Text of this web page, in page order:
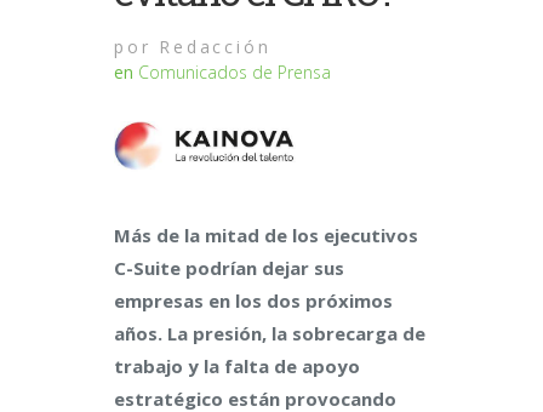
por Redacción
en Comunicados de Prensa
Más de la mitad de los ejecutivos
C-Suite podrían dejar sus
empresas en los dos próximos
años. La presión, la sobrecarga de
trabajo y la falta de apoyo
estratégico están provocando